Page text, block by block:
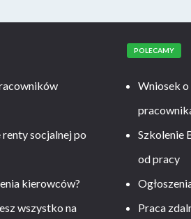
renty socjalnej po
kierowców?
wszystko na
POLECAMY
Wniosek
Szkolenie
od pracy
Praca